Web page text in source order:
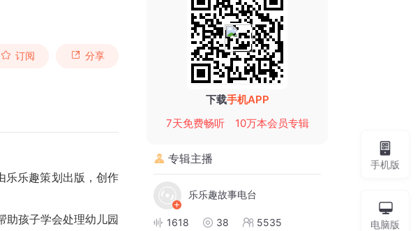
订阅 分享
下载手机APP
7天免费畅听
10万本会员专辑
专辑主播
乐乐趣故事电台
1618 38 5535
手机版
电脑版